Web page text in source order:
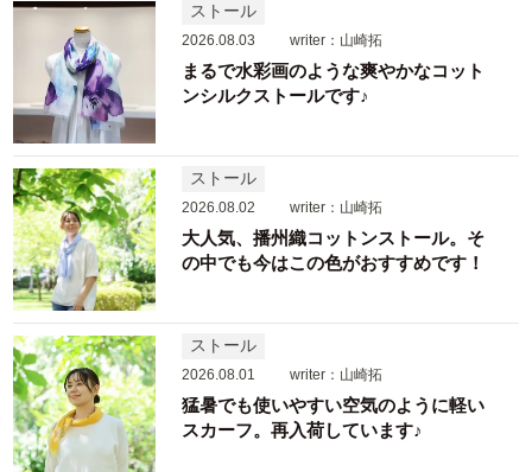
ストール
2026.08.03 writer：山崎拓
まるで水彩画のような爽やかなコット
ンシルクストールです♪
ストール
2026.08.02 writer：山崎拓
大人気、播州織コットンストール。そ
の中でも今はこの色がおすすめです！
ストール
2026.08.01 writer：山崎拓
猛暑でも使いやすい空気のように軽い
スカーフ。再入荷しています♪